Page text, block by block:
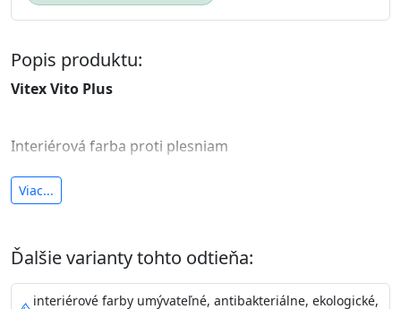
Popis produktu:
Vitex Vito Plus
Interiérová farba proti plesniam
antibakteriálna a umývateľná
Je interiérová protiplesňová farba s iónmi
Vďaka svojmu špeciálnemu zloženiu
znižuje (o 99,9%) množstvo baktérií na povrchu náteru.
Viac...
Ďalšie varianty tohto odtieňa:
interiérové farby umývateľné, antibakteriálne, ekologické,